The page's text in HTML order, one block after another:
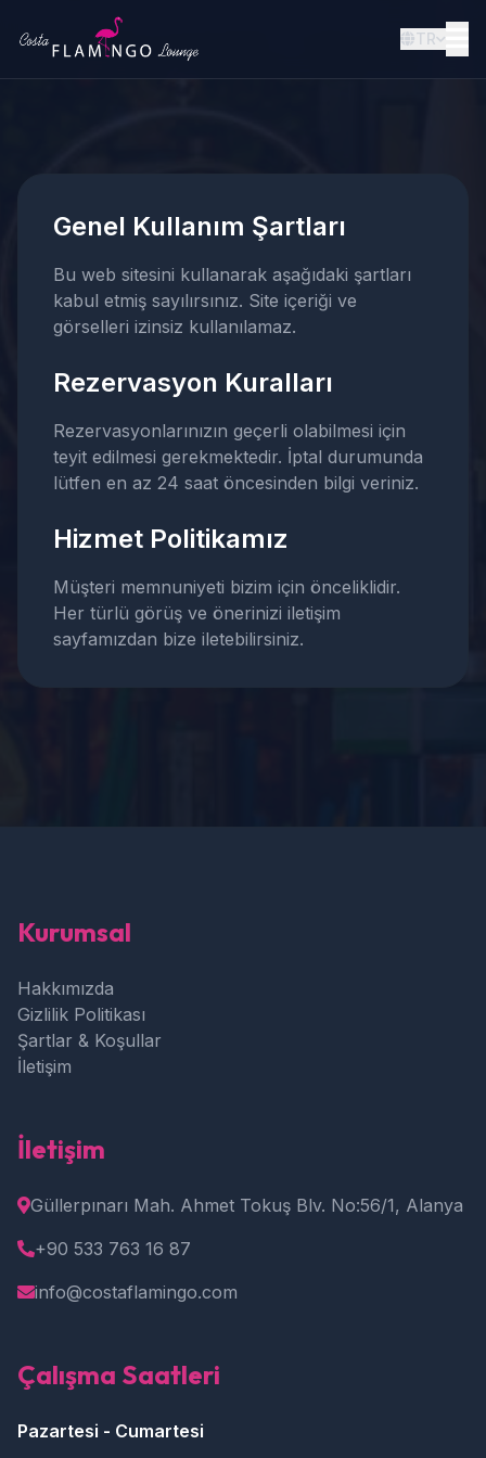
TR
Genel Kullanım Şartları
Bu web sitesini kullanarak aşağıdaki şartları
kabul etmiş sayılırsınız. Site içeriği ve
görselleri izinsiz kullanılamaz.
Rezervasyon Kuralları
Rezervasyonlarınızın geçerli olabilmesi için
teyit edilmesi gerekmektedir. İptal durumunda
lütfen en az 24 saat öncesinden bilgi veriniz.
Hizmet Politikamız
Müşteri memnuniyeti bizim için önceliklidir.
Her türlü görüş ve önerinizi iletişim
sayfamızdan bize iletebilirsiniz.
Kurumsal
Hakkımızda
Gizlilik Politikası
Şartlar & Koşullar
İletişim
İletişim
Güllerpınarı Mah. Ahmet Tokuş Blv. No:56/1, Alanya
+90 533 763 16 87
info@costaflamingo.com
Çalışma Saatleri
Pazartesi - Cumartesi